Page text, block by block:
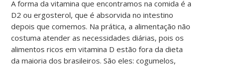
A forma da vitamina que encontramos na comida é a
D2 ou ergosterol, que é absorvida no intestino
depois que comemos. Na prática, a alimentação não
costuma atender as necessidades diárias, pois os
alimentos ricos em vitamina D estão fora da dieta
da maioria dos brasileiros. São eles: cogumelos,